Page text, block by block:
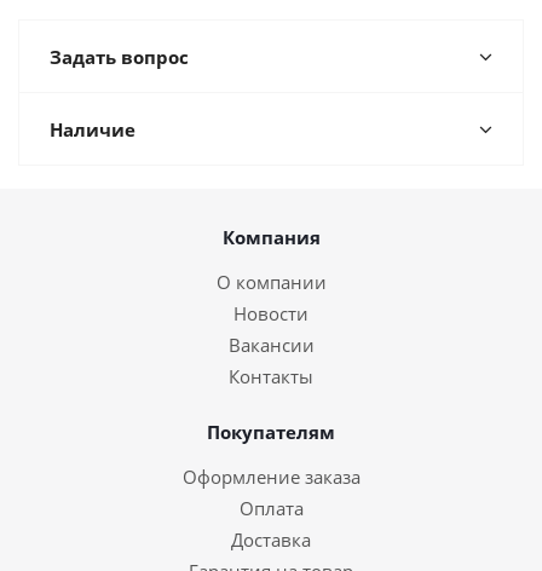
Задать вопрос
Наличие
Компания
О компании
Новости
Вакансии
Контакты
Покупателям
Оформление заказа
Оплата
Доставка